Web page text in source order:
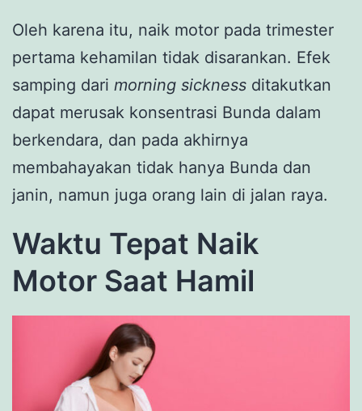
Oleh karena itu, naik motor pada trimester
pertama kehamilan tidak disarankan. Efek
samping dari morning sickness ditakutkan
dapat merusak konsentrasi Bunda dalam
berkendara, dan pada akhirnya
membahayakan tidak hanya Bunda dan
janin, namun juga orang lain di jalan raya.
Waktu Tepat Naik
Motor Saat Hamil